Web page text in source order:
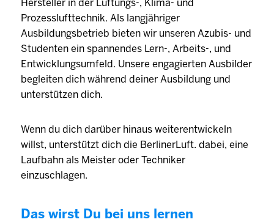
Hersteller in der Lüftungs-, Klima- und
Prozesslufttechnik. Als langjähriger
Ausbildungsbetrieb bieten wir unseren Azubis- und
Studenten ein spannendes Lern-, Arbeits-, und
Entwicklungsumfeld. Unsere engagierten Ausbilder
begleiten dich während deiner Ausbildung und
unterstützen dich.
Wenn du dich darüber hinaus weiterentwickeln
willst, unterstützt dich die BerlinerLuft. dabei, eine
Laufbahn als Meister oder Techniker
einzuschlagen.
Das wirst Du bei uns lernen